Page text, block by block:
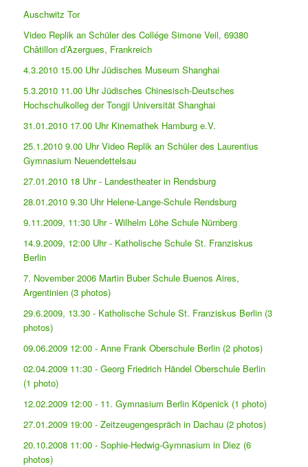
Auschwitz Tor
Video Replik an Schüler des Collége Simone Veil, 69380
Châtillon d’Azergues, Frankreich
4.3.2010 15.00 Uhr Jüdisches Museum Shanghai
5.3.2010 11.00 Uhr Jüdisches Chinesisch-Deutsches
Hochschulkolleg der Tongji Universität Shanghai
31.01.2010 17.00 Uhr Kinemathek Hamburg e.V.
25.1.2010 9.00 Uhr Video Replik an Schüler des Laurentius
Gymnasium Neuendettelsau
27.01.2010 18 Uhr - Landestheater in Rendsburg
28.01.2010 9.30 Uhr Helene-Lange-Schule Rendsburg
9.11.2009, 11:30 Uhr - Wilhelm Löhe Schule Nürnberg
14.9.2009, 12:00 Uhr - Katholische Schule St. Franziskus
Berlin
7. November 2006 Martin Buber Schule Buenos Aires,
Argentinien (3 photos)
29.6.2009, 13.30 - Katholische Schule St. Franziskus Berlin (3
photos)
09.06.2009 12:00 - Anne Frank Oberschule Berlin (2 photos)
02.04.2009 11:30 - Georg Friedrich Händel Oberschule Berlin
(1 photo)
12.02.2009 12:00 - 11. Gymnasium Berlin Köpenick (1 photo)
27.01.2009 19:00 - Zeitzeugengespräch in Dachau (2 photos)
20.10.2008 11:00 - Sophie-Hedwig-Gymnasium in Diez (6
photos)